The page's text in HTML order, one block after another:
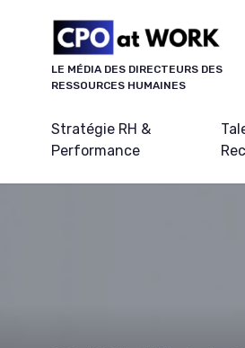
LE MÉDIA DES DIRECTEURS DES
RESSOURCES HUMAINES
Stratégie RH &
Performance